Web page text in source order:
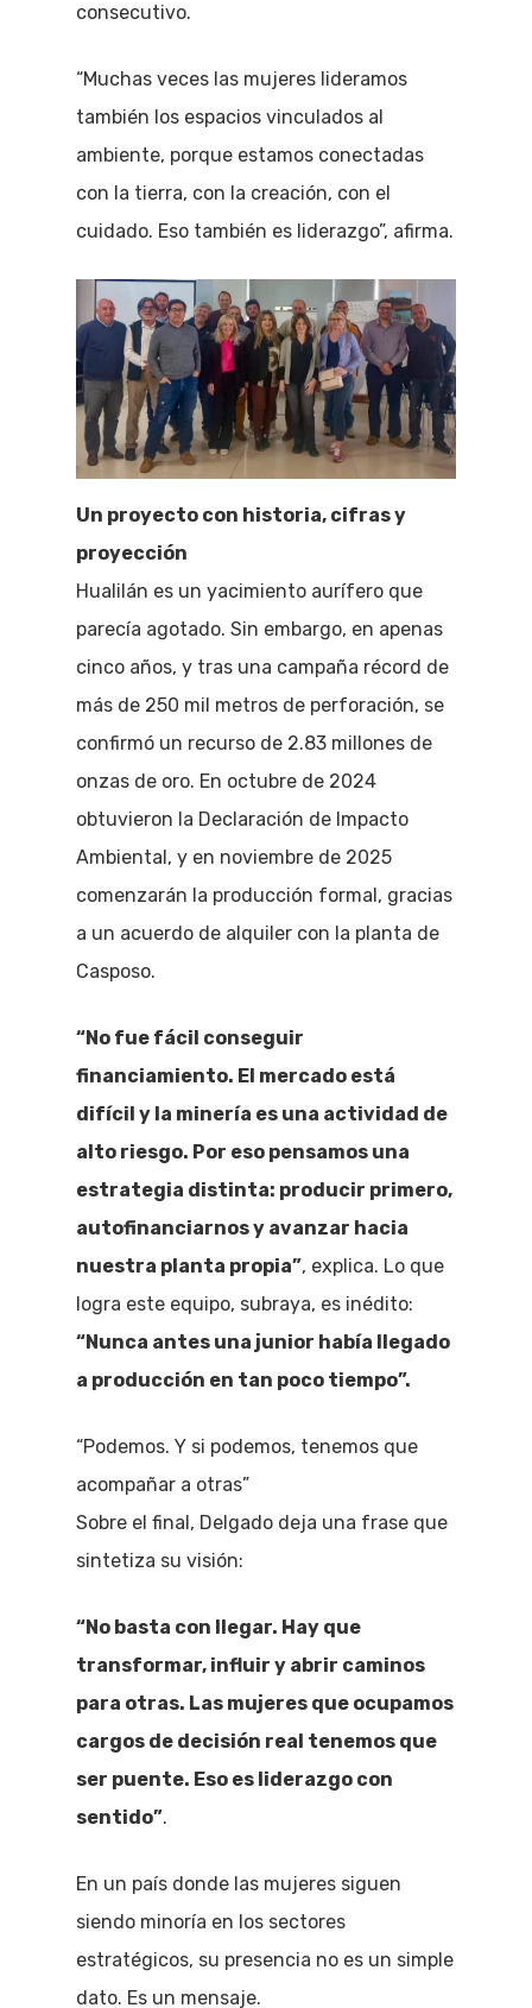
consecutivo.
“Muchas veces las mujeres lideramos
también los espacios vinculados al
ambiente, porque estamos conectadas
con la tierra, con la creación, con el
cuidado. Eso también es liderazgo”, afirma.
Un proyecto con historia, cifras y
proyección
Hualilán es un yacimiento aurífero que
parecía agotado. Sin embargo, en apenas
cinco años, y tras una campaña récord de
más de 250 mil metros de perforación, se
confirmó un recurso de 2.83 millones de
onzas de oro. En octubre de 2024
obtuvieron la Declaración de Impacto
Ambiental, y en noviembre de 2025
comenzarán la producción formal, gracias
a un acuerdo de alquiler con la planta de
Casposo.
“No fue fácil conseguir
financiamiento. El mercado está
difícil y la minería es una actividad de
alto riesgo. Por eso pensamos una
estrategia distinta: producir primero,
autofinanciarnos y avanzar hacia
nuestra planta propia”, explica. Lo que
logra este equipo, subraya, es inédito:
“Nunca antes una junior había llegado
a producción en tan poco tiempo”.
“Podemos. Y si podemos, tenemos que
acompañar a otras”
Sobre el final, Delgado deja una frase que
sintetiza su visión:
“No basta con llegar. Hay que
transformar, influir y abrir caminos
para otras. Las mujeres que ocupamos
cargos de decisión real tenemos que
ser puente. Eso es liderazgo con
sentido”.
En un país donde las mujeres siguen
siendo minoría en los sectores
estratégicos, su presencia no es un simple
dato. Es un mensaje.